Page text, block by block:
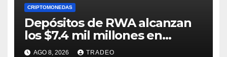
CRIPTOMONEDAS
Depósitos de RWA alcanzan
los $7.4 mil millones en
medio de la caída de DeFi
AGO 8, 2026 TRADEO